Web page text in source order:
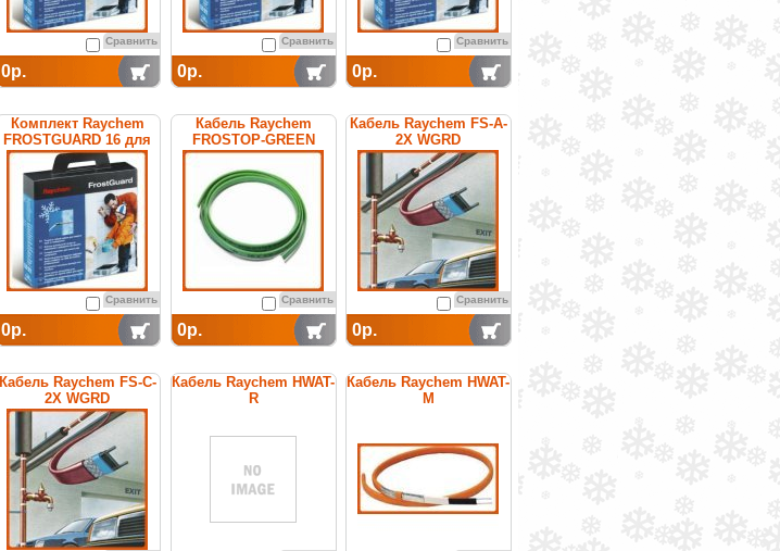
Сравнить
0р.
Сравнить
0р.
Сравнить
0р.
Комплект Raychem
FROSTGUARD 16 для
обогрева труб
Сравнить
0р.
Кабель Raychem
FROSTOP-GREEN
саморегулирующийся
греющий
Сравнить
0р.
Кабель Raychem FS-A-
2X WGRD
саморегулирующийся
греющий
Сравнить
0р.
Кабель Raychem FS-C-
2X WGRD
саморегулирующийся
греющий
Кабель Raychem HWAT-
R
температуры горячей
воды
Кабель Raychem HWAT-
M